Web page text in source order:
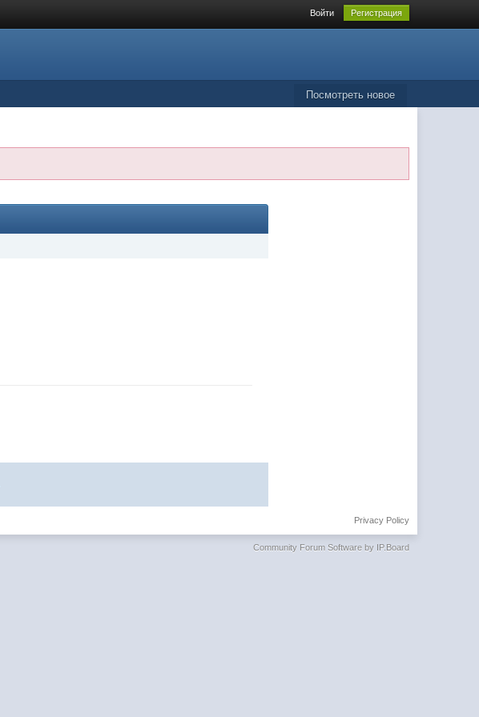
Войти Регистрация
Посмотреть новое
Privacy Policy
Community Forum Software by IP.Board